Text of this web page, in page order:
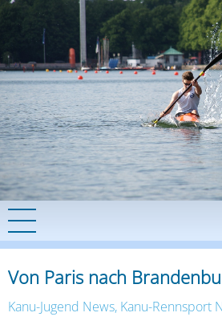
Von Paris nach
Kanu-Jugend News, Kanu-Rennsport